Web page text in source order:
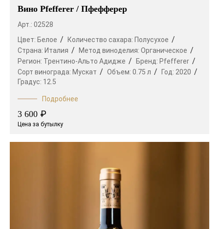
Вино Pfefferer / Пфефферер
Арт.: 02528
Цвет: Белое Количество сахара: Полусухое
Страна: Италия Метод виноделия: Органическое
Регион: Трентино-Альто Адидже Бренд: Pfefferer
Сорт винограда: Мускат Объем: 0.75 л Год: 2020
Градус: 12.5
Подробнее
3 600 ₽
Цена за бутылку